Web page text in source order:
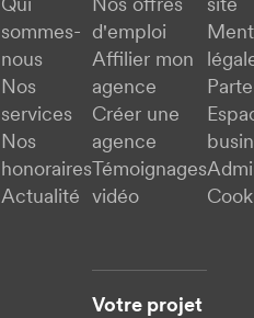
Qui
sommes-
nous
Nos
services
Nos
honoraires
Actualité
Nos offres
d'emploi
Affilier mon
agence
Créer une
agence
Témoignages
vidéo
Votre projet
site